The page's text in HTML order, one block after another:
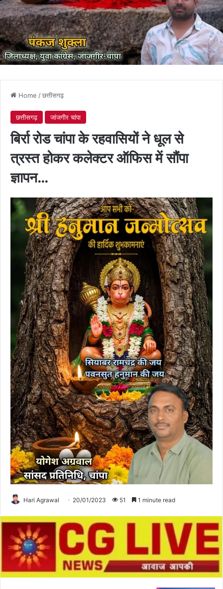
Home /छत्तीसगढ़
छत्तीसगढ़ जांजगीर चांपा
बिर्रा रोड चांपा के रहवासियों ने धूल से
त्रस्त होकर कलेक्टर ऑफिस में सौंपा
ज्ञापन…
Hari Agrawal 20/01/2023 51 1 minute read